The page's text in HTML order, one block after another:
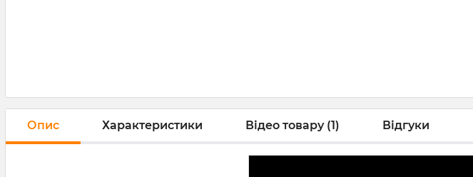
Опис Характеристики Відео товару (1) Відгуки